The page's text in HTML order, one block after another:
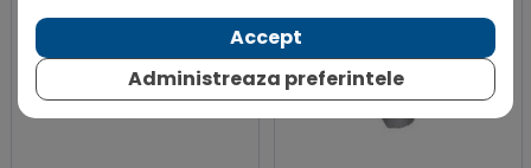
Accept
Administreaza preferintele